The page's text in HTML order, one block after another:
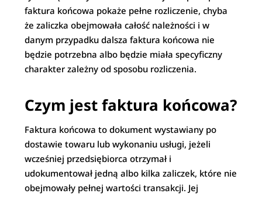
faktura końcowa pokaże pełne rozliczenie, chyba
że zaliczka obejmowała całość należności i w
danym przypadku dalsza faktura końcowa nie
będzie potrzebna albo będzie miała specyficzny
charakter zależny od sposobu rozliczenia.
Czym jest faktura końcowa?
Faktura końcowa to dokument wystawiany po
dostawie towaru lub wykonaniu usługi, jeżeli
wcześniej przedsiębiorca otrzymał i
udokumentował jedną albo kilka zaliczek, które nie
obejmowały pełnej wartości transakcji. Jej